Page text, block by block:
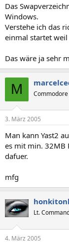
Das
Windows.
Verstehe ich das
einmal startet weil
Das wäre ja sehr
M Commodore
3. März 2005
Man kann Yast2
es mit min. 32MB
dafuer.
mfg
Lt.
4. März 2005